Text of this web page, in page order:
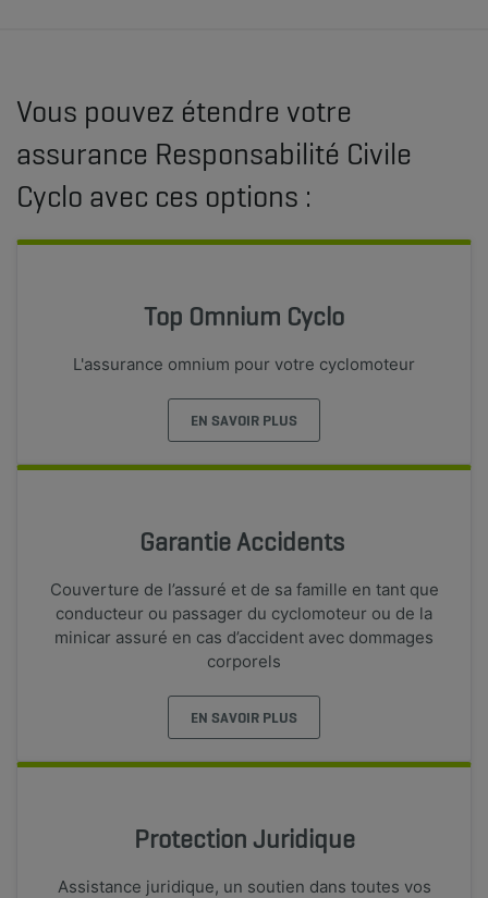
Vous pouvez étendre votre
assurance Responsabilité Civile
Cyclo avec ces options :
Top Omnium Cyclo
L'assurance omnium pour votre cyclomoteur
EN SAVOIR PLUS
Garantie Accidents
Couverture de l’assuré et de sa famille en tant que
conducteur ou passager du cyclomoteur ou de la
minicar assuré en cas d’accident avec dommages
corporels
EN SAVOIR PLUS
Protection Juridique
Assistance juridique, un soutien dans toutes vos